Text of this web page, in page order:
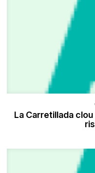
La Carretillada